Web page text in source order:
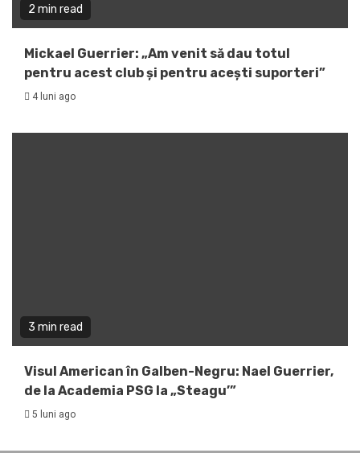
2 min read
Mickael Guerrier: „Am venit să dau totul
pentru acest club și pentru acești suporteri”
4 luni ago
3 min read
Visul American în Galben-Negru: Nael Guerrier,
de la Academia PSG la „Steagu’”
5 luni ago